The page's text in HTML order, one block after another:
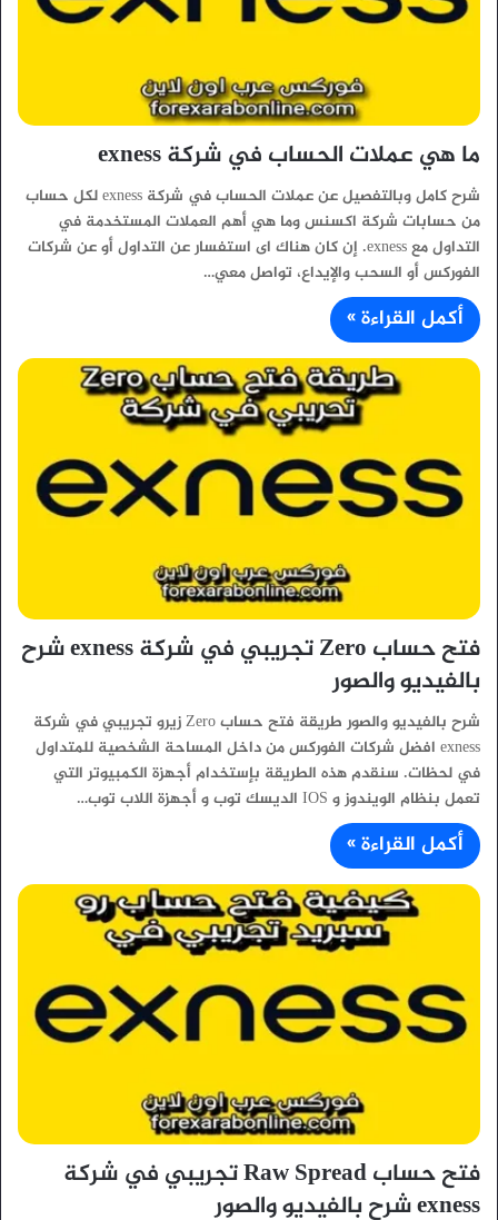
ما هي عملات الحساب في شركة exness
شرح كامل وبالتفصيل عن عملات الحساب في شركة exness لكل حساب
من حسابات شركة اكسنس وما هي أهم العملات المستخدمة في
التداول مع exness. إن كان هناك اى استفسار عن التداول أو عن شركات
الفوركس أو السحب والإيداع، تواصل معي…
أكمل القراءة »
فتح حساب Zero تجريبي في شركة exness شرح
بالفيديو والصور
شرح بالفيديو والصور طريقة فتح حساب Zero زيرو تجريبي في شركة
exness افضل شركات الفوركس من داخل المساحة الشخصية للمتداول
في لحظات. سنقدم هذه الطريقة بإستخدام أجهزة الكمبيوتر التي
تعمل بنظام الويندوز و IOS الديسك توب و أجهزة اللاب توب…
أكمل القراءة »
فتح حساب Raw Spread تجريبي في شركة
exness شرح بالفيديو والصور